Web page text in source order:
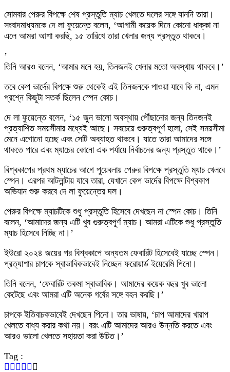
সোমবার পেরুর বিপক্ষে শেষ প্রস্তুতি ম্যাচ খেলতে দলের সঙ্গে যাননি তারা।
সংবাদমাধ্যমকে দে লা ফুয়েন্তে বলেন, ‘আগামী কয়েক দিনে কোনো ধাক্কা না
এলে আমরা আশা করছি, ১৫ তারিখে তারা খেলার জন্য প্রস্তুত থাকবে।
’
তিনি আরও বলেন, ‘আমার মনে হয়, তিনজনই খেলার মতো অবস্থায় থাকবে।’
তবে কেপ ভার্দের বিপক্ষে শুরু থেকেই এই তিনজনকে পাওয়া যাবে কি না, এমন
প্রশ্নে কিছুটা সতর্ক ছিলেন স্পেন কোচ।
দে লা ফুয়েন্তে বলেন, ‘১৫ জুন ভালো অবস্থায় পৌঁছানোর জন্য তিনজনই
প্রত্যাশিত সময়সীমার মধ্যেই আছে। সবচেয়ে গুরুত্বপূর্ণ হলো, সেই সময়সীমা
মেনে এগোনো হচ্ছে এবং সেটি অব্যাহত থাকবে। যাতে তারা আমাদের সঙ্গে
থাকতে পারে এবং ম্যাচের কোনো এক পর্যায়ে নির্বাচনের জন্য প্রস্তুত থাকে।’
বিশ্বকাপের প্রথম ম্যাচের আগে পুয়েবলায় পেরুর বিপক্ষে প্রস্তুতি ম্যাচ খেলবে
স্পেন। এরপর আটলান্টায় যাবে তারা, যেখানে কেপ ভার্দের বিপক্ষে বিশ্বকাপ
অভিযান শুরু করবে দে লা ফুয়েন্তের দল।
পেরুর বিপক্ষে ম্যাচটিকে শুধু প্রস্তুতি হিসেবে দেখছেন না স্পেন কোচ। তিনি
বলেন, ‘আমাদের জন্য এটি খুব গুরুত্বপূর্ণ ম্যাচ। আমরা এটিকে শুধু প্রস্তুতি
ম্যাচ হিসেবে নিচ্ছি না।’
ইউরো ২০২৪ জয়ের পর বিশ্বকাপে অন্যতম ফেবারিট হিসেবেই যাচ্ছে স্পেন।
প্রত্যাশার চাপকে স্বাভাবিকভাবেই নিচ্ছেন ফরোয়ার্ড ইয়েরেমি পিনো।
তিনি বলেন, ‘ফেবারিট তকমা স্বাভাবিক। আমাদের কয়েক বছর খুব ভালো
কেটেছে এবং আমরা এটি অনেক গর্বের সঙ্গে বহন করছি।’
চাপকে ইতিবাচকভাবেই দেখছেন পিনো। তার ভাষায়, ‘চাপ আমাদের খারাপ
খেলতে বাধ্য করার কথা নয়। বরং এটি আমাদের আরও উন্নতি করতে এবং
আরও ভালো খেলতে সহায়তা করা উচিত।’
Tag :